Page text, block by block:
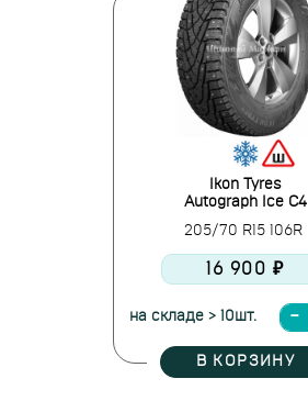
Ikon Tyres
Autograph Ice C4
205/70 R15 106R
16 900 ₽
на складе > 10шт.
В КОРЗИНУ